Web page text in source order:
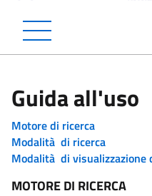
Guida all'uso
Motore di ricerca
Modalità di ricerca
Modalità di visualizzazione
MOTORE DI RICERCA